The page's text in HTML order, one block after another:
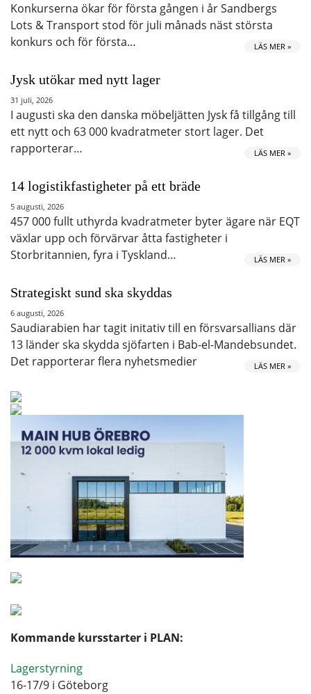
Konkurserna ökar för första gången i år Sandbergs
Lots & Transport stod för juli månads näst största
konkurs och för första…
LÄS MER »
Jysk utökar med nytt lager
31 juli, 2026
I augusti ska den danska möbeljätten Jysk få tillgång till
ett nytt och 63 000 kvadratmeter stort lager. Det
rapporterar…
LÄS MER »
14 logistikfastigheter på ett bräde
5 augusti, 2026
457 000 fullt uthyrda kvadratmeter byter ägare när EQT
växlar upp och förvärvar åtta fastigheter i
Storbritannien, fyra i Tyskland…
LÄS MER »
Strategiskt sund ska skyddas
6 augusti, 2026
Saudiarabien har tagit initativ till en försvarsallians där
13 länder ska skydda sjöfarten i Bab-el-Mandebsundet.
Det rapporterar flera nyhetsmedier
LÄS MER »
Kommande kursstarter i PLAN:
Lagerstyrning
16-17/9 i Göteborg